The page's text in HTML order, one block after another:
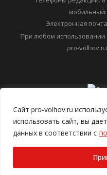
Сайт pro-volhov.ru
использовать сайт, вы
данных в соответствии с
Главный редактор:
Телефоны редакции: 8
Электронная